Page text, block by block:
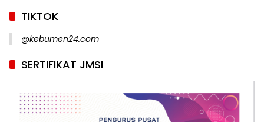
TIKTOK
@kebumen24.com
SERTIFIKAT JMSI